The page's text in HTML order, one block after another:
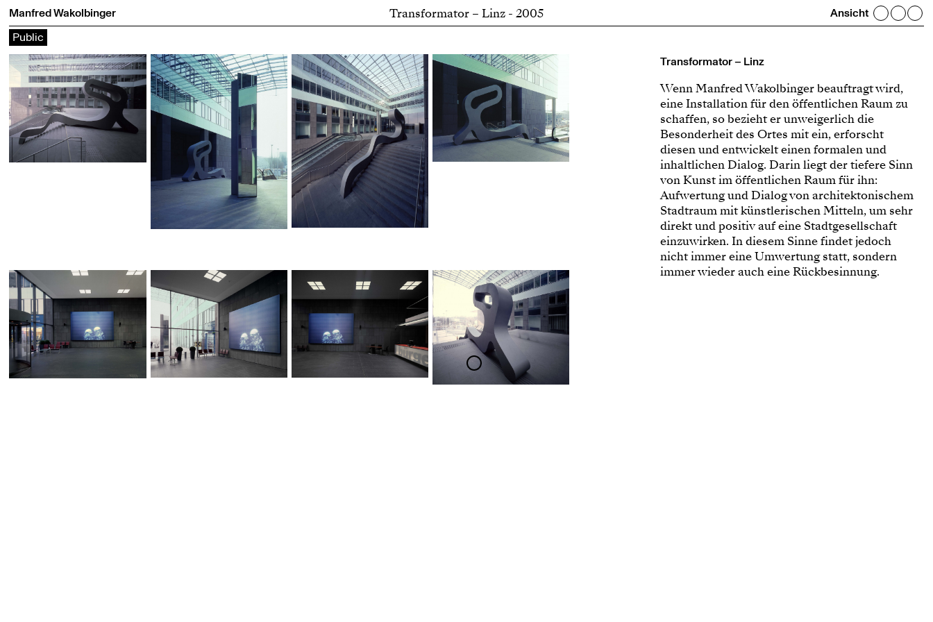
Manfred Wakolbinger Ansicht
Transformator – Linz - 2005
Public
Transformator – Linz
Wenn Manfred Wakolbinger beauftragt wird,
eine Installation für den öffentlichen Raum zu
schaffen, so bezieht er unweigerlich die
Besonderheit des Ortes mit ein, erforscht
diesen und entwickelt einen formalen und
inhaltlichen Dialog. Darin liegt der tiefere Sinn
von Kunst im öffentlichen Raum für ihn:
Aufwertung und Dialog von architektonischem
Stadtraum mit künstlerischen Mitteln, um sehr
direkt und positiv auf eine Stadtgesellschaft
einzuwirken. In diesem Sinne findet jedoch
nicht immer eine Umwertung statt, sondern
immer wieder auch eine Rückbesinnung.